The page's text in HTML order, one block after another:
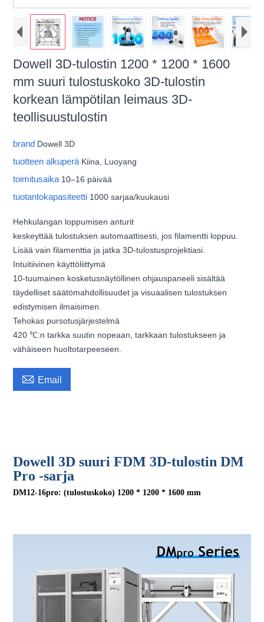
Dowell 3D-tulostin 1200 * 1200 * 1600
mm suuri tulostuskoko 3D-tulostin
korkean lämpötilan leimaus 3D-
teollisuustulostin
brand Dowell 3D
tuotteen alkuperä Kiina, Luoyang
toimitusaika 10–16 päivää
tuotantokapasiteetti 1000 sarjaa/kuukausi
Hehkulangan loppumisen anturit
keskeyttää tulostuksen automaattisesti, jos filamentti loppuu.
Lisää vain filamenttia ja jatka 3D-tulostusprojektiasi.
Intuitiivinen käyttöliittymä
10-tuumainen kosketusnäytöllinen ohjauspaneeli sisältää
täydelliset säätömahdollisuudet ja visuaalisen tulostuksen
edistymisen ilmaisimen.
Tehokas pursotusjärjestelmä
420 ℃:n tarkka suutin nopeaan, tarkkaan tulostukseen ja
vähäiseen huoltotarpeeseen.
 Email
Dowell 3D suuri FDM 3D-tulostin DM
Pro -sarja
DM12-16pro: (tulostuskoko) 1200 * 1200 * 1600 mm